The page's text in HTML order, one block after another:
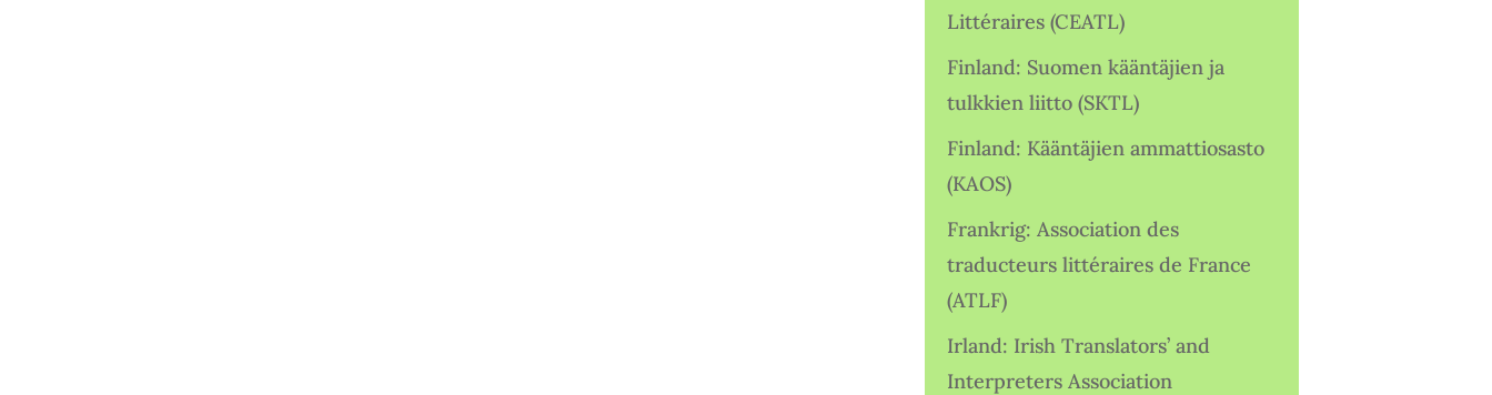
Littéraires (CEATL)
Finland: Suomen kääntäjien ja
tulkkien liitto (SKTL)
Finland: Kääntäjien ammattiosasto
(KAOS)
Frankrig: Association des
traducteurs littéraires de France
(ATLF)
Irland: Irish Translators’ and
Interpreters Association